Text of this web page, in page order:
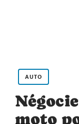
AUTO
moto